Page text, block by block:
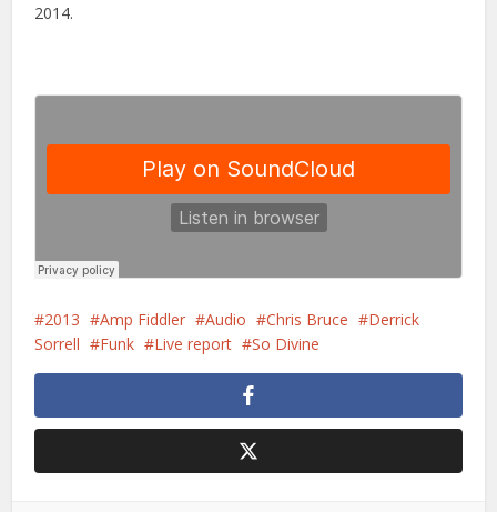
2014.
2013 Amp Fiddler Audio Chris Bruce
Derrick
Sorrell
Funk Live report So Divine